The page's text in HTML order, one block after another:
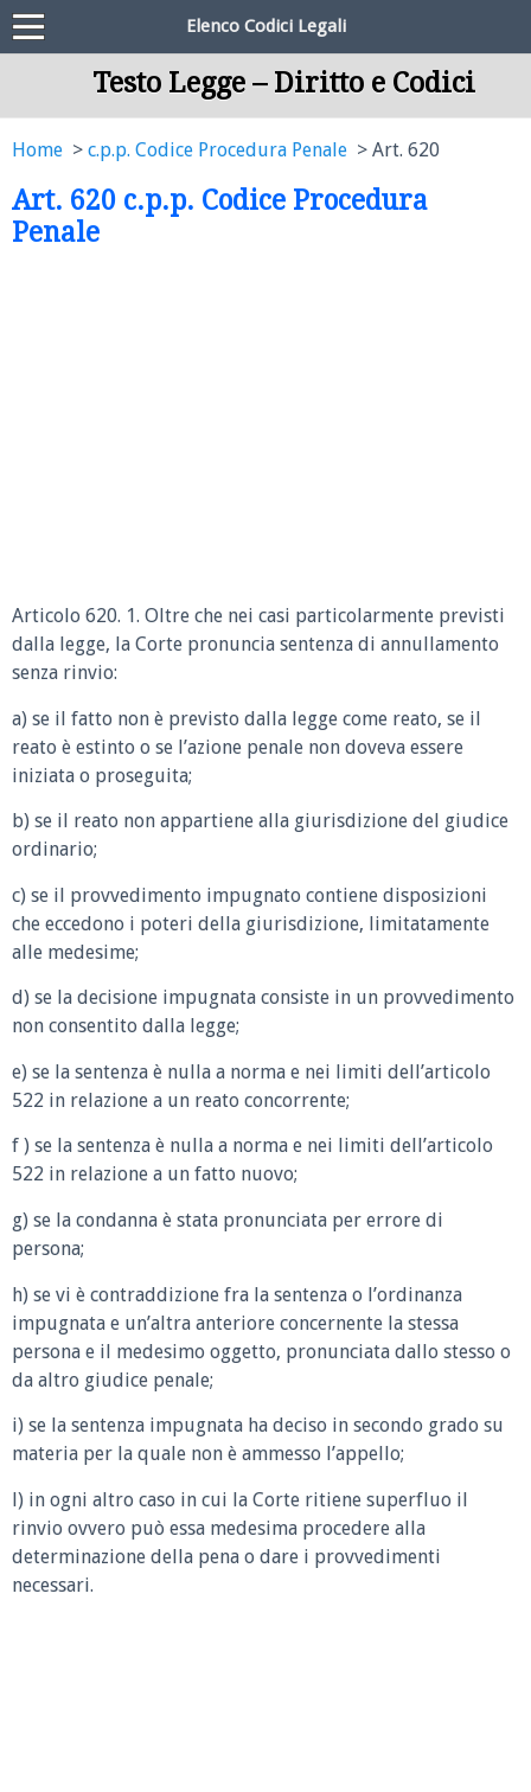
Elenco Codici Legali
Testo Legge – Diritto e Codici
Home c.p.p. Codice Procedura Penale Art. 620
Art. 620 c.p.p. Codice Procedura
Penale
Articolo 620. 1. Oltre che nei casi particolarmente previsti
dalla legge, la Corte pronuncia sentenza di annullamento
senza rinvio:
a) se il fatto non è previsto dalla legge come reato, se il
reato è estinto o se l’azione penale non doveva essere
iniziata o proseguita;
b) se il reato non appartiene alla giurisdizione del giudice
ordinario;
c) se il provvedimento impugnato contiene disposizioni
che eccedono i poteri della giurisdizione, limitatamente
alle medesime;
d) se la decisione impugnata consiste in un provvedimento
non consentito dalla legge;
e) se la sentenza è nulla a norma e nei limiti dell’articolo
522 in relazione a un reato concorrente;
f ) se la sentenza è nulla a norma e nei limiti dell’articolo
522 in relazione a un fatto nuovo;
g) se la condanna è stata pronunciata per errore di
persona;
h) se vi è contraddizione fra la sentenza o l’ordinanza
impugnata e un’altra anteriore concernente la stessa
persona e il medesimo oggetto, pronunciata dallo stesso o
da altro giudice penale;
i) se la sentenza impugnata ha deciso in secondo grado su
materia per la quale non è ammesso l’appello;
l) in ogni altro caso in cui la Corte ritiene superfluo il
rinvio ovvero può essa medesima procedere alla
determinazione della pena o dare i provvedimenti
necessari.